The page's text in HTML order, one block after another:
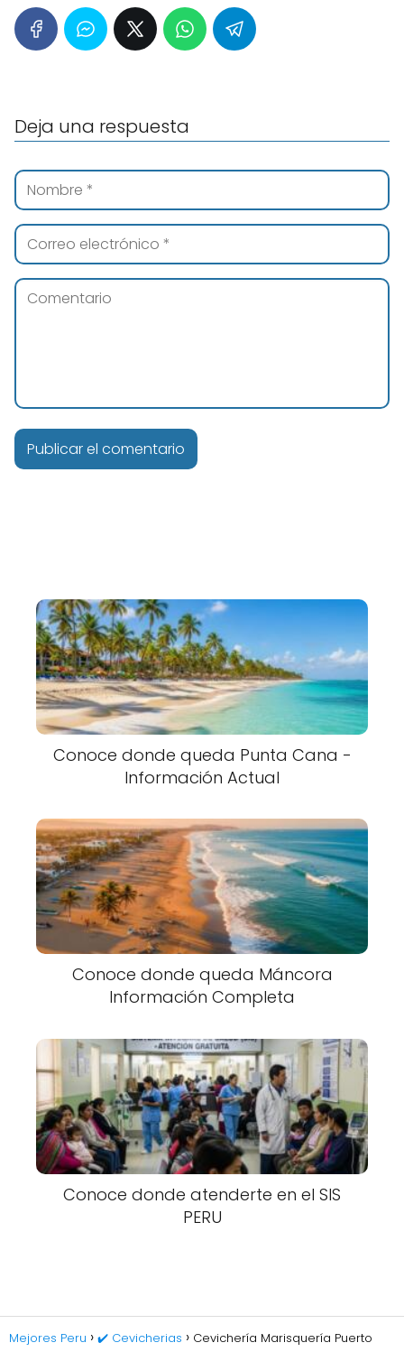
Deja una respuesta
Conoce donde queda Punta Cana -
Información Actual
Conoce donde queda Máncora
Información Completa
Conoce donde atenderte en el SIS
PERU
Mejores Peru ✔️ Cevicherias Cevichería Marisquería Puerto